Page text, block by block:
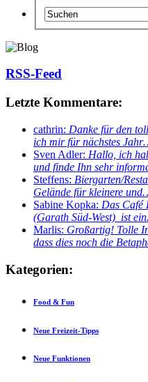
RSS-Feed
Letzte Kommentare:
cathrin: Danke für den
ich mir für nächstes
Sven Adler: Hallo, ich
und finde Ihn sehr
Steffens: Biergarten/
Gelände für kleinere
Sabine Kopka: Das Café
(Garath Süd-West) ist
Marlis: Großartig! Tolle
dass dies noch die
Kategorien:
Food & Fun
Neue Freizeit-Tipps
Neue Funktionen